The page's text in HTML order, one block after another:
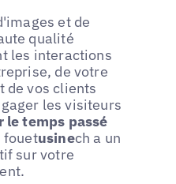
et de
qualité
les interactions
de votre
de vos clients
les visiteurs
le temps passé
fouetusinech a un
sur votre